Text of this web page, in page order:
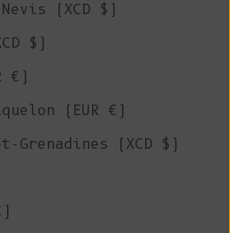
(XCD $)
$)
€)
(EUR €)
Grenadines (XCD $)